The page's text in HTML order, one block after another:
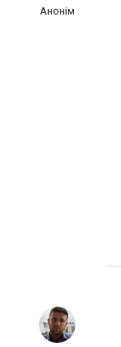
Анонім